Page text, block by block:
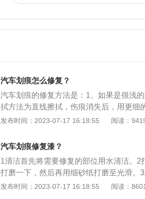
汽车划痕怎么修复？
汽车划痕的修复方法是：1、如果是很浅
拭方法为直线擦拭，伤痕消失后，用更细
候要选择质量好的蜡；2、将牙膏挤出少
的补漆笔，使用前摇匀，然后在划痕处轻
将划痕的区域清洁干净，擦干后用砂纸沾
注意力度，不要磨太长时间。
发布时间：2023-07-17 16:18:55 阅读：
汽车划痕修复漆？
1清洁首先将需要修复的部位用水清洁。
打磨一下，然后再用细砂纸打磨至光滑。
补土将有凹坑的地方进行填补，配合刮土
发布时间：2023-07-17 16:18:55 阅读：8601